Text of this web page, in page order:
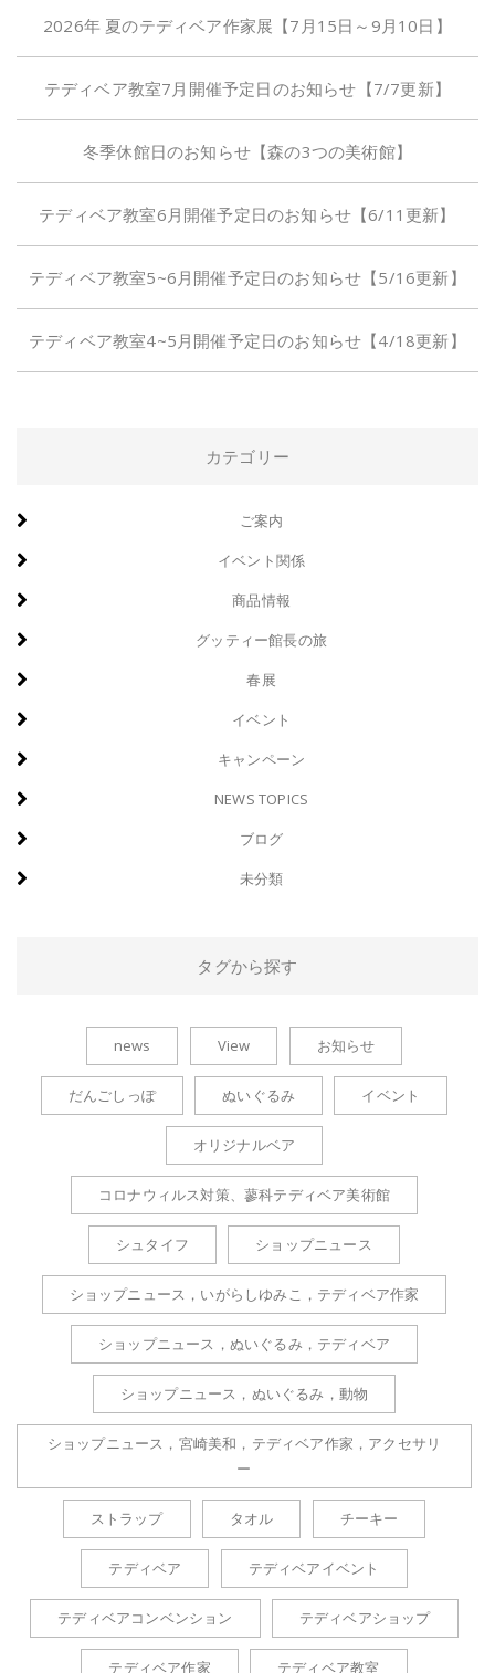
2026年 夏のテディベア作家展【7月15日～9月10日】
テディベア教室7月開催予定日のお知らせ【7/7更新】
冬季休館日のお知らせ【森の3つの美術館】
テディベア教室6月開催予定日のお知らせ【6/11更新】
テディベア教室5~6月開催予定日のお知らせ【5/16更新】
テディベア教室4~5月開催予定日のお知らせ【4/18更新】
カテゴリー
ご案内
イベント関係
商品情報
グッティー館長の旅
春展
イベント
キャンペーン
NEWS TOPICS
ブログ
未分類
タグから探す
news View お知らせ
だんごしっぽ ぬいぐるみ イベント
オリジナルベア
コロナウィルス対策、蓼科テディベア美術館
シュタイフ ショップニュース
ショップニュース，いがらしゆみこ，テディベア作家
ショップニュース，ぬいぐるみ，テディベア
ショップニュース，ぬいぐるみ，動物
ショップニュース，宮崎美和，テディベア作家，アクセサリ
ー
ストラップ タオル チーキー
テディベア テディベアイベント
テディベアコンベンション テディベアショップ
テディベア作家 テディベア教室